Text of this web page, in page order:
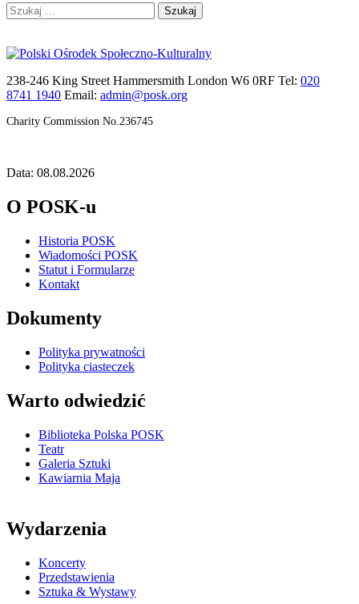
Szukaj:
238-246 King Street Hammersmith London W6 0RF Tel: 020
8741 1940 Email: admin@posk.org
Charity Commission No.236745
Data: 08.08.2026
O POSK-u
Historia POSK
Wiadomości POSK
Statut i Formularze
Kontakt
Dokumenty
Polityka prywatności
Polityka ciasteczek
Warto odwiedzić
Biblioteka Polska POSK
Teatr
Galeria Sztuki
Kawiarnia Maja
Wydarzenia
Koncerty
Przedstawienia
Sztuka & Wystawy